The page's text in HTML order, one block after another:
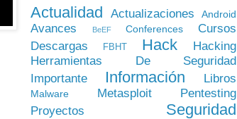
Actualidad Actualizaciones Android
Avances BeEF Conferences
Cursos
Descargas
FBHT Hack
Hacking
Herramientas De Seguridad
Importante
Información Libros
Malware Metasploit
Pentesting
Proyectos
Seguridad